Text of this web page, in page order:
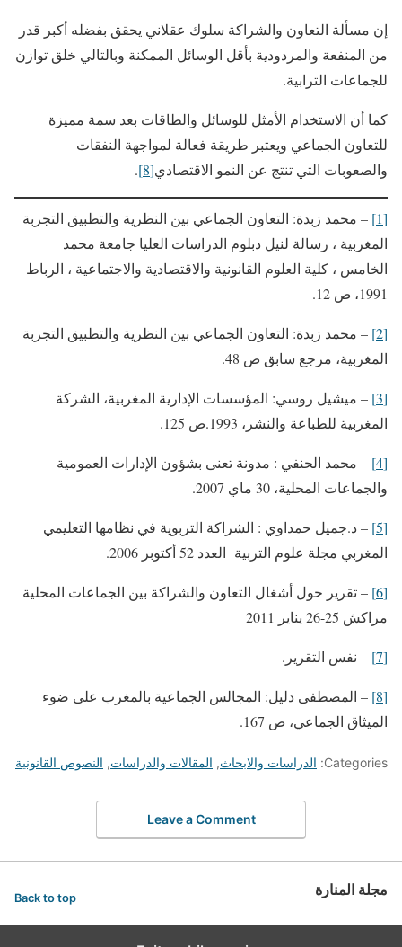
إن مسألة التعاون والشراكة سلوك عقلاني يحقق بفضله أكبر قدر
من المنفعة والمردودية بأقل الوسائل الممكنة وبالتالي خلق توازن
للجماعات الترابية.
كما أن الاستخدام الأمثل للوسائل والطاقات بعد سمة مميزة
للتعاون الجماعي ويعتبر طريقة فعالة لمواجهة النفقات
والصعوبات التي تنتج عن النمو الاقتصادي[8]
.
[1]
– محمد زبدة: التعاون الجماعي بين النظرية والتطبيق التجربة
المغربية ، رسالة لنيل دبلوم الدراسات العليا جامعة محمد
الخامس ، كلية العلوم القانونية والاقتصادية والاجتماعية ، الرباط
1991، ص 12.
[2]
– محمد زبدة: التعاون الجماعي بين النظرية والتطبيق التجربة
المغربية، مرجع سابق ص 48.
[3]
– ميشيل روسي: المؤسسات الإدارية المغربية، الشركة
المغربية للطباعة والنشر، 1993.ص 125.
[4]
– محمد الحنفي : مدونة تعنى بشؤون الإدارات العمومية
والجماعات المحلية، 30 ماي 2007.
[5]
– د.جميل حمداوي : الشراكة التربوية في نظامها التعليمي
المغربي مجلة علوم التربية العدد 52 أكتوبر 2006.
[6]
– تقرير حول أشغال التعاون والشراكة بين الجماعات المحلية
مراكش 25-26 يناير 2011
[7] – نفس التقرير.
[8]
– المصطفى دليل: المجالس الجماعية بالمغرب على ضوء
الميثاق الجماعي، ص 167.
Categories: الدراسات والابحاث, المقالات والدراسات, النصوص القانونية
Leave a Comment
مجلة المنارة Back to top